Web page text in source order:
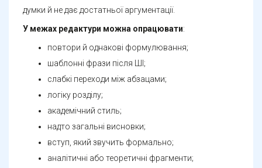
думки й не дає достатньої аргументації.
У межах редактури можна опрацювати:
повтори й однакові формулювання;
шаблонні фрази після ШІ;
слабкі переходи між абзацами;
логіку розділу;
академічний стиль;
надто загальні висновки;
вступ, який звучить формально;
аналітичні або теоретичні фрагменти;